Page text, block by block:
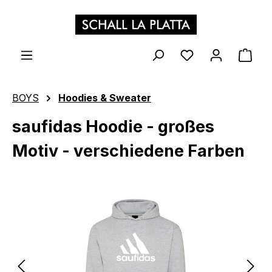
Zum Hauptinhalt springen
BOYS Hoodies & Sweater
saufidas Hoodie - großes
Motiv - verschiedene Farben
Bildergalerie überspringen